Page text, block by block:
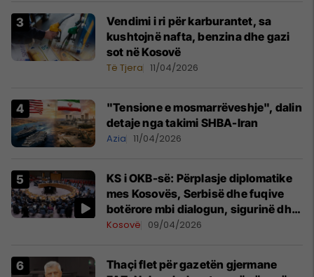
Vendimi i ri për karburantet, sa
kushtojnë nafta, benzina dhe gazi
sot në Kosovë
Të Tjera 11/04/2026
"Tensione e mosmarrëveshje", dalin
detaje nga takimi SHBA-Iran
Azia 11/04/2026
KS i OKB-së: Përplasje diplomatike
mes Kosovës, Serbisë dhe fuqive
botërore mbi dialogun, sigurinë dhe
UNMIK-un
Kosovë 09/04/2026
Thaçi flet për gazetën gjermane